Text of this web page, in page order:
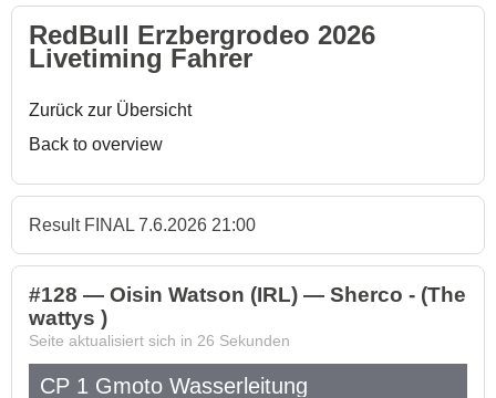
RedBull Erzbergrodeo 2026
Livetiming Fahrer
Zurück zur Übersicht
Back to overview
Result FINAL 7.6.2026 21:00
#128 — Oisin Watson (IRL) — Sherco - (The
wattys )
Seite aktualisiert sich in 26 Sekunden
CP 1 Gmoto Wasserleitung